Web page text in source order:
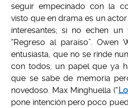
seguir empecinado con la
visto que en drama es un
interesantes; si no echen
“Regreso al paraíso”. Owen
entusiasta, que no se rinde
con todos; un papel que ya
que se sabe de memoria
novedoso. Max Minghuella (“
pone intención pero poco